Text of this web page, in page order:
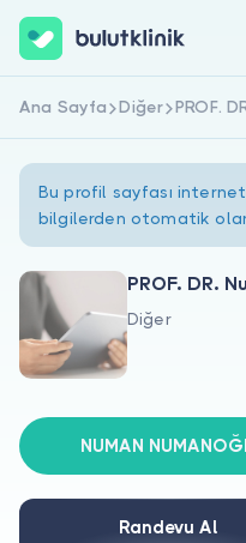
Hakkımızda
Doktorlar için
Hemen Kaydol
Ana Sayfa Diğer PROF.
Bu profil sayfası
bilgilerden otomatik
PROF. DR.
Diğer
NUMAN
Randevu Al